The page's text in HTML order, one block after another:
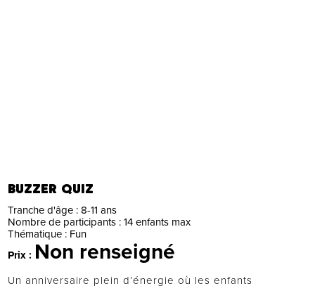
BUZZER QUIZ
Tranche d'âge :8-11 ans
Nombre de participants :14 enfants max
Thématique : Fun
Prix : Non renseigné
Un anniversaire plein d’énergie où les enfants